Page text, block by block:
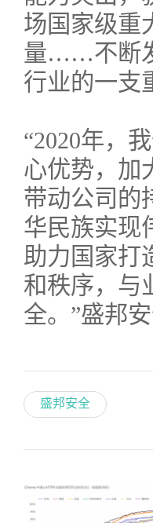
场国家级重
量……不断
行业的一支
“2020年，
心优势，加
带动公司的
华民族实现
助力国家打
和秩序，与
全。”盛邦
盛邦安全